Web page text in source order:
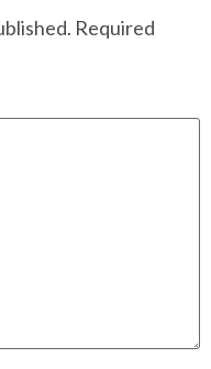
Required